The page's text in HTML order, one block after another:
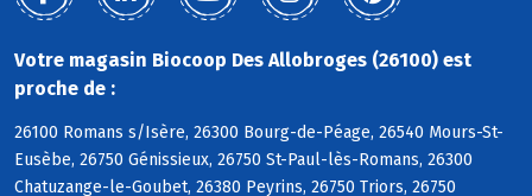
Votre magasin Biocoop Des Allobroges (26100) est
proche de :
26100 Romans s/Isère, 26300 Bourg-de-Péage, 26540 Mours-St-
Eusèbe, 26750 Génissieux, 26750 St-Paul-lès-Romans, 26300
Chatuzange-le-Goubet, 26380 Peyrins, 26750 Triors, 26750